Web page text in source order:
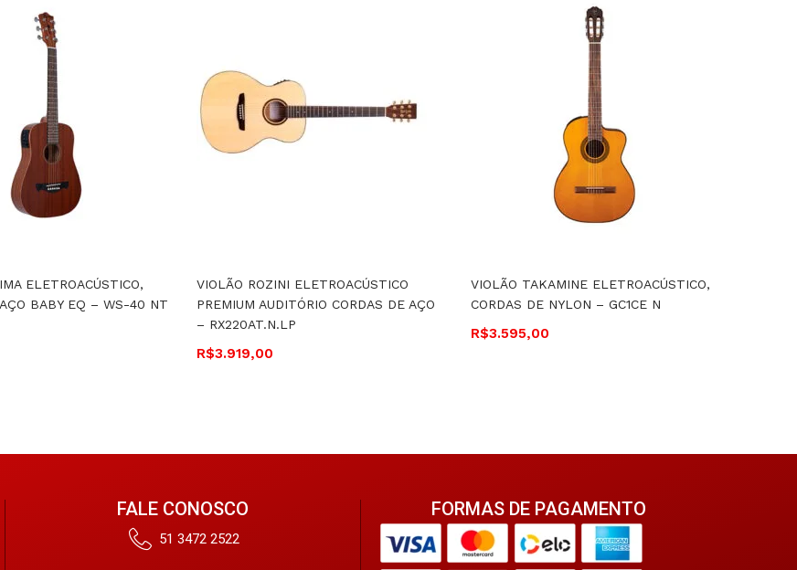
ELETROACÚSTICO,
BABY EQ – WS-40 NT
VIOLÃO ROZINI ELETROACÚSTICO
PREMIUM AUDITÓRIO CORDAS DE AÇO
– RX220AT.N.LP
R$3.919,00
VIOLÃO TAKAMINE ELETROACÚSTICO,
CORDAS DE NYLON – GC1CE N
R$3.595,00
FALE CONOSCO
51 3472 2522
FORMAS DE PAGAMENTO